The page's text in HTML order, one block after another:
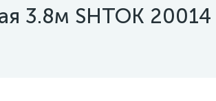
3.8м SHTOK 20014